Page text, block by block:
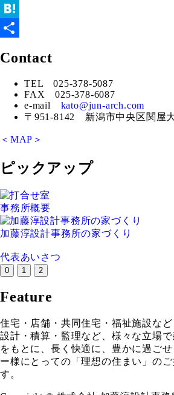
Pinterest
Hatena
Contact
TEL 025-378-5087
FAX 025-378-6087
e-mail kato@jun-arch.com
〒951-8142 新潟市中央区関屋
＜MAP＞
ピックアップ
事務所概要
加藤淳設計事務所の家づくり
代表あいさつ
0 1 2
Feature
住宅・店舗・共同住宅・福祉施設など
設計・積算・監理など、様々な立場
をもとに、長く快適に、豊かに過ご
ー様にとっての「理想の住まい」の
す。